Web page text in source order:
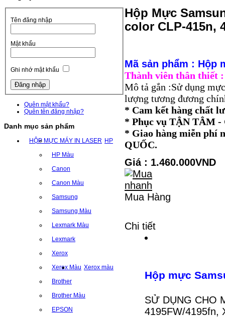
Tên đăng nhập
Mật khẩu
Ghi nhớ mật khẩu
Quên mật khẩu?
Quên tên đăng nhập?
Danh mục sản phẩm
HỘP MỰC MÁY IN LASER HP
HP Màu
Canon
Canon Màu
Samsung
Samsung Màu
Lexmark Màu
Lexmark
Xerox
Xerox Màu Xerox màu
Brother
Brother Màu
EPSON
Hộp Mực
color CLP-415n,
Mã sản phẩm : Hộp
Thành viên thân thiết
Mô tả gắn :Sử dụng
lượng tương đương
* Cam kết hàng chất
* Phục vụ TẬN TÂM
* Giao hàng miễn phí
QUỐC.
Giá : 1.460.000VND
Mua Hàng
Chi tiết
Hộp mực
SỬ DỤNG CHO
4195FW/4195fn,